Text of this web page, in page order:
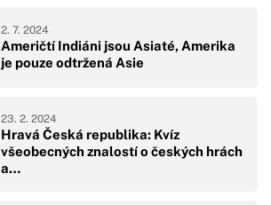
Američtí Indiáni jsou Asiaté, Amerika
je pouze odtržená Asie
2. 7. 2024
Hravá Česká republika: Kvíz
všeobecných znalostí o českých hrách
a…
23. 2. 2024